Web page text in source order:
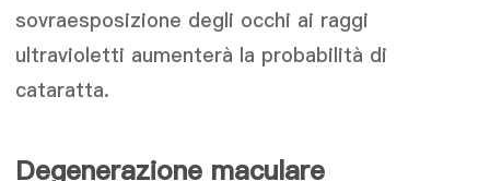
sovraesposizione degli occhi ai raggi
ultravioletti aumenterà la probabilità di
cataratta.
Degenerazione maculare